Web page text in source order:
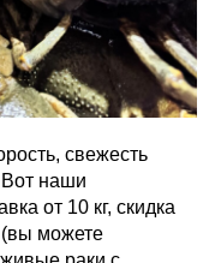
свежесть
Вот наши
от 10 кг, скидка
можете